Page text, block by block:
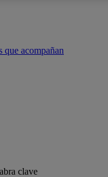
que acompañan
clave